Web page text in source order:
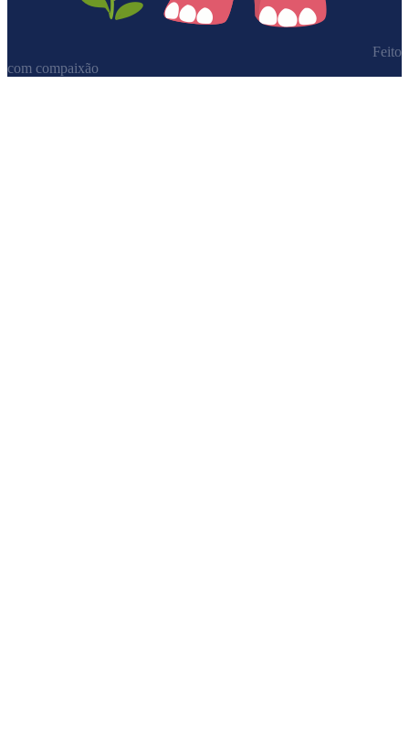
Feito
com compaixão